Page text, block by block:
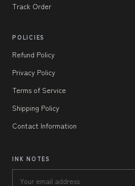
Track Order
POLICIES
Refund Policy
Privacy Policy
Terms of Service
Shipping Policy
Contact Information
INK NOTES